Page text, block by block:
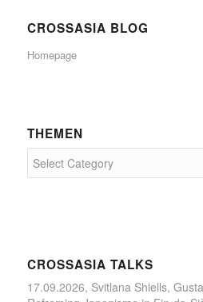
CROSSASIA BLOG
Homepage
THEMEN
CROSSASIA TALKS
17.09.2026, Svitlana Shiells,